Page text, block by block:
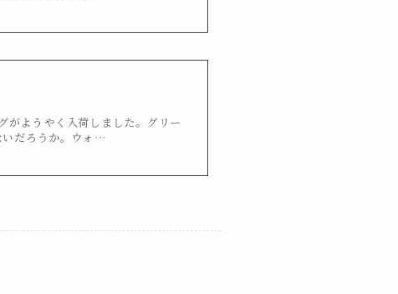
ようやく入荷しました。グリー
いだろうか。ウォ…